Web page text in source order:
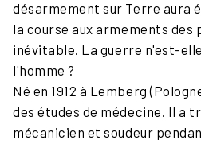
désarmement sur Terre aura
la course aux armements des
inévitable. La guerre n'est-
l'homme ?
Né en 1912 à Lemberg
des études de médecine. Il a
mécanicien et soudeur